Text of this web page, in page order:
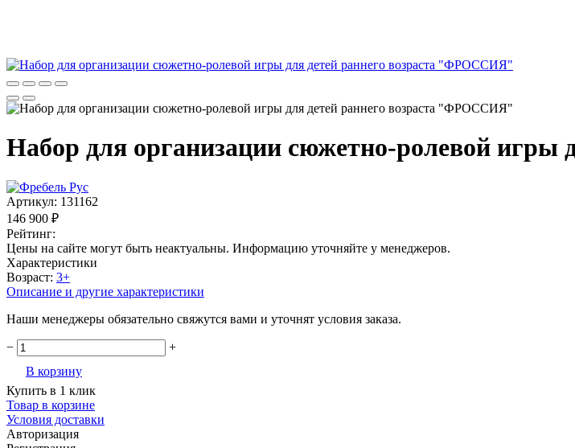
Набор для организации сюжетно-ролевой
Артикул: 131162
146 900 ₽
Рейтинг:
Цены на сайте могут быть неактуальны. Информацию уточняйте у менеджеров.
Характеристики
Возраст: 3+
Описание и другие характеристики
Наши менеджеры обязательно свяжутся вами и уточнят условия заказа.
−
+
В корзину
Купить в 1 клик
Товар в корзине
Условия доставки
Авторизация